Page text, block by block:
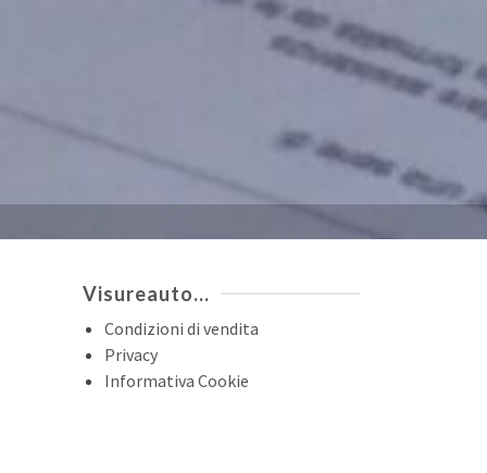
Visureauto…
Condizioni di vendita
Privacy
Informativa Cookie